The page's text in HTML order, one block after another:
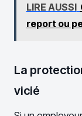
LIRE AUSSI
report ou
La
vicié